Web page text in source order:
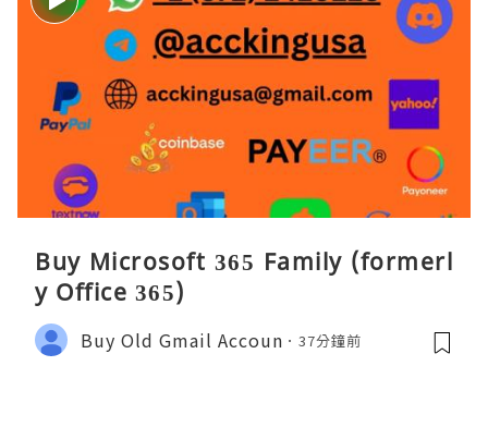
Buy Microsoft 365 Family (formerl
y Office 365)
Buy Old Gmail Accoun 37分鐘前